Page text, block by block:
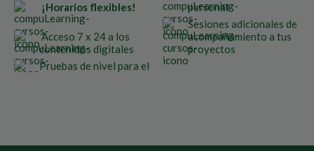
¡Horarios flexibles!
Acceso 7 x 24 a los
contenidos digitales
Pruebas de nivel para el
personal
Sesiones adicionales de
acompañamiento a tus
proyectos